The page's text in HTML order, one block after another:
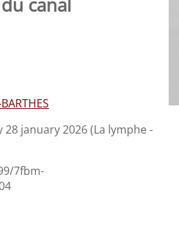
canal
28 january 2026 (La lymphe -
7fbm-